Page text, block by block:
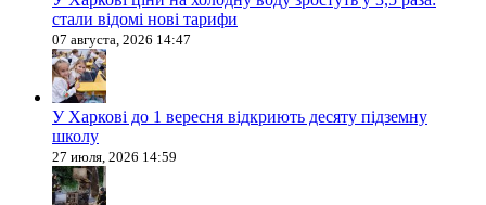
стали відомі нові тарифи
07 августа, 2026 14:47
У Харкові до 1 вересня відкриють десяту підземну
школу
27 июля, 2026 14:59